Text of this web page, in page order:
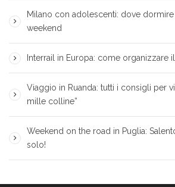
Milano con adolescenti: dove dormire
weekend
Interrail in Europa: come organizzare
Viaggio in Ruanda: tutti i consigli per
mille colline”
Weekend on the road in Puglia:
solo!